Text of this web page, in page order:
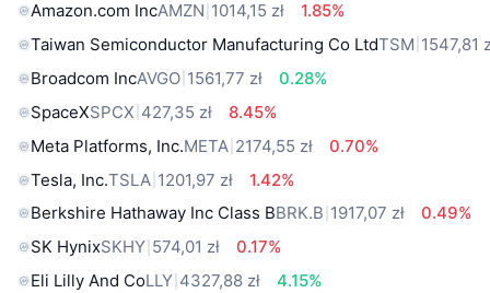
Amazon.com IncAMZN 1014,15 zł
1.85%
Taiwan Semiconductor Manufacturing Co LtdTSM 1547,81
Broadcom IncAVGO 1561,77 zł
0.28%
SpaceXSPCX 427,35 zł
8.45%
Meta Platforms, Inc.META 2174,55 zł
0.70%
Tesla, Inc.TSLA 1201,97 zł
1.42%
Berkshire Hathaway Inc Class BBRK.B 1917,07 zł
0.49%
SK HynixSKHY 574,01 zł
0.17%
Eli Lilly And CoLLY 4327,88 zł
4.15%